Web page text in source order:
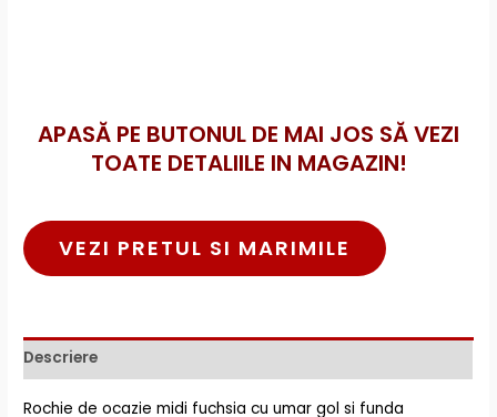
APASĂ PE BUTONUL DE MAI JOS SĂ VEZI
TOATE DETALIILE IN MAGAZIN!
VEZI PRETUL SI MARIMILE
Descriere
Rochie de ocazie midi fuchsia cu umar gol si funda